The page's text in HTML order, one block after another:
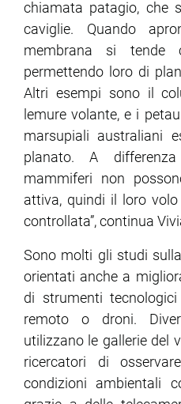
chiamata patagio, che
caviglie. Quando
membrana si tende
permettendo loro di
Altri esempi sono il
lemure volante, e i
marsupiali australiani
planato. A
mammiferi non
attiva, quindi il loro
controllata”, continua
Sono molti gli studi
orientati anche a
di strumenti
remoto o droni.
utilizzano le gallerie del
ricercatori di
condizioni ambientali